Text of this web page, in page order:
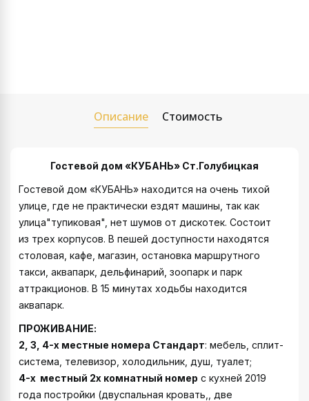
Описание Стоимость
Гостевой дом «КУБАНЬ» Ст.Голубицкая
Гостевой дом «КУБАНЬ» находится на очень тихой
улице, где не практически ездят машины, так как
улица"тупиковая", нет шумов от дискотек. Состоит
из трех корпусов. В пешей доступности находятся
столовая, кафе, магазин, остановка маршрутного
такси, аквапарк, дельфинарий, зоопарк и парк
аттракционов. В 15 минутах ходьбы находится
аквапарк.
ПРОЖИВАНИЕ:
2, 3, 4-х местные номера Стандарт: мебель, сплит-
система, телевизор, холодильник, душ, туалет;
4-х местный 2х комнатный номер с кухней 2019
года постройки (двуспальная кровать,, две